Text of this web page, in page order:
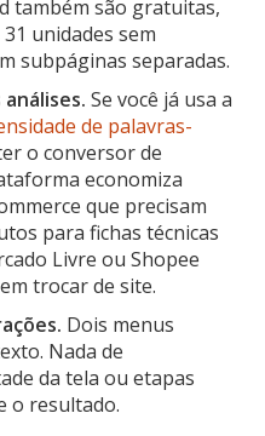
também são gratuitas,
unidades sem
subpáginas separadas.
Se você já usa a
de palavras-
o conversor de
economiza
que precisam
para fichas técnicas
Livre ou Shopee
trocar de site.
Dois menus
Nada de
da tela ou etapas
o resultado.